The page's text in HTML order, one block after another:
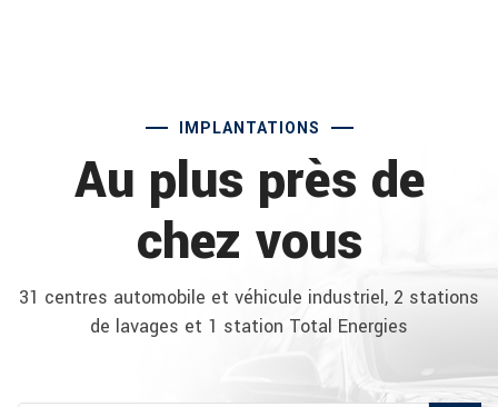
IMPLANTATIONS
Au plus près de
chez vous
31 centres automobile et véhicule industriel, 2 stations
de lavages et 1 station Total Energies